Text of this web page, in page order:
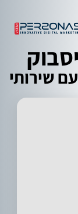
שירותי